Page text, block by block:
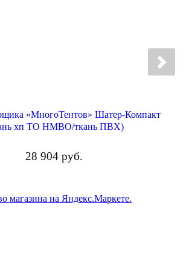
«МногоТентов» Шатер-Компакт
хп ТО НМВО/ткань ПВХ)
28 904 руб.